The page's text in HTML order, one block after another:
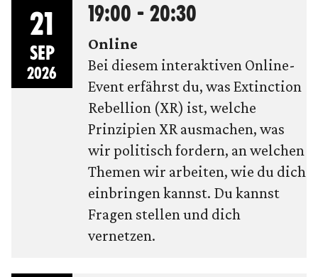
21
SEP
2026
19:00 - 20:30
Online
Bei diesem interaktiven Online-
Event erfährst du, was Extinction
Rebellion (XR) ist, welche
Prinzipien XR ausmachen, was
wir politisch fordern, an welchen
Themen wir arbeiten, wie du dich
einbringen kannst. Du kannst
Fragen stellen und dich
vernetzen.